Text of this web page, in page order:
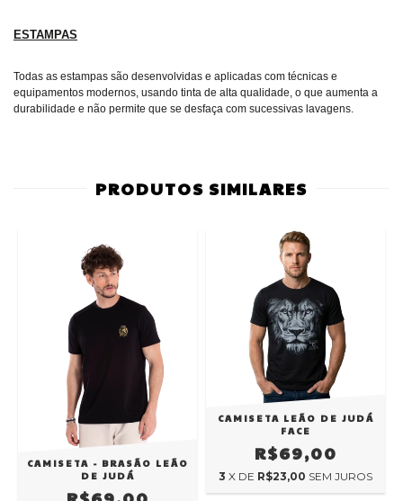
ESTAMPAS
Todas as estampas são desenvolvidas e aplicadas com técnicas e
equipamentos modernos, usando tinta de alta qualidade, o que aumenta a
durabilidade e não permite que se desfaça com sucessivas lavagens.
PRODUTOS SIMILARES
CAMISETA - BRASÃO LEÃO
DE JUDÁ
CAMISETA LEÃO DE JUDÁ
FACE
R$69,00
3 X DE R$23,00 SEM JUROS